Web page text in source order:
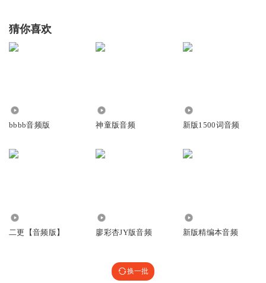
猜你喜欢
bbbb音频版 神童版音频 新版1500词音频
二更【音频版】 廖彩杏JY版音频 新版精编本音频
换一批